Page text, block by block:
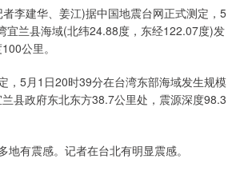
李建华、姜江)据中国地震台网正式测定，5
宜兰县海域(北纬24.88度，东经122.07度)发
公里。
，5月1日20时39分在台湾东部海域发生规模
县政府东北东方38.7公里处，震源深度98.3
地有震感。记者在台北有明显震感。